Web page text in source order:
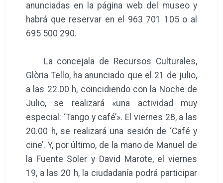
anunciadas en la página web del museo y
habrá que reservar en el 963 701 105 o al
695 500 290.
La concejala de Recursos Culturales,
Glòria Tello, ha anunciado que el 21 de julio,
a las 22.00 h, coincidiendo con la Noche de
Julio, se realizará «una actividad muy
especial: ‘Tango y café’». El viernes 28, a las
20.00 h, se realizará una sesión de ‘Café y
cine’. Y, por último, de la mano de Manuel de
la Fuente Soler y David Marote, el viernes
19, a las 20 h, la ciudadanía podrá participar